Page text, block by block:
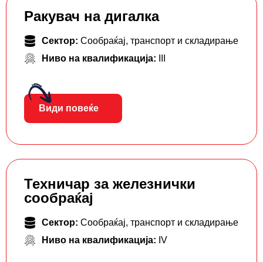
Ракувач на дигалка
Сектор: Сообраќај, транспорт и складирање
Ниво на квалификација:
Види повеќе
Техничар за железнички
сообраќај
Сектор: Сообраќај, транспорт и складирање
Ниво на квалификација: IV